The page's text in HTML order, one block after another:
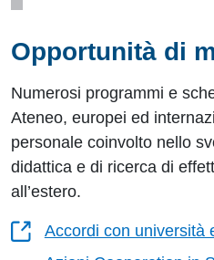
Opportunità di
Numerosi programmi e
Ateneo, europei ed
personale coinvolto nello
didattica e di ricerca di
all’estero.
Accordi con università